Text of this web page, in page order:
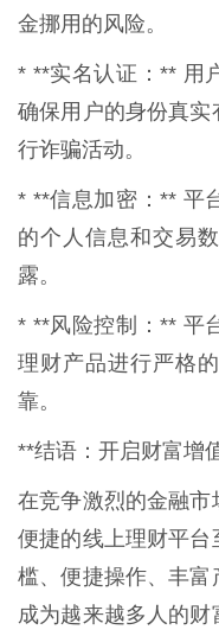
金挪用的风险。
* **实名认证：** 用
确保用户的身份真
行诈骗活动。
* **信息加密：** 平
的个人信息和交易
露。
* **风险控制：** 平
理财产品进行严格
靠。
**结语：开启财富增
在竞争激烈的金融
便捷的线上理财平台
槛、便捷操作、丰
成为越来越多人的